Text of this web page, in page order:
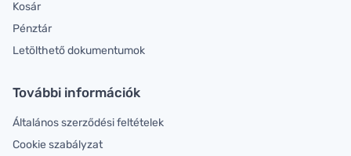
Kosár
Pénztár
Letölthető dokumentumok
További információk
Általános szerződési feltételek
Cookie szabályzat